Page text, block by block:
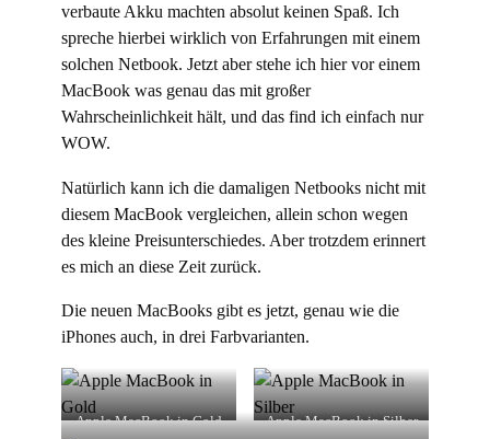
verbaute Akku machten absolut keinen Spaß. Ich
spreche hierbei wirklich von Erfahrungen mit einem
solchen Netbook. Jetzt aber stehe ich hier vor einem
MacBook was genau das mit großer
Wahrscheinlichkeit hält, und das find ich einfach nur
WOW.
Natürlich kann ich die damaligen Netbooks nicht mit
diesem MacBook vergleichen, allein schon wegen
des kleine Preisunterschiedes. Aber trotzdem erinnert
es mich an diese Zeit zurück.
Die neuen MacBooks gibt es jetzt, genau wie die
iPhones auch, in drei Farbvarianten.
Apple MacBook in Gold Apple MacBook in Silber